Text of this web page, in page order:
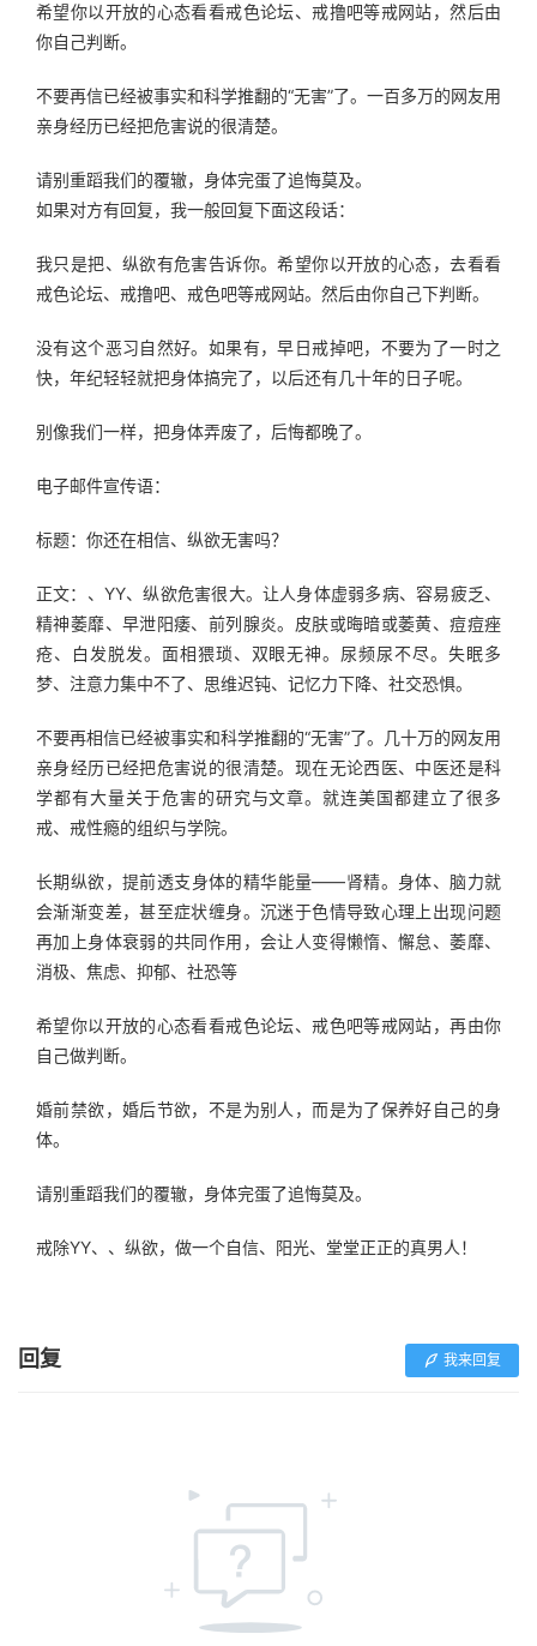
希望你以开放的心态看看戒色论坛、戒撸吧等戒网站，然后由
你自己判断。
不要再信已经被事实和科学推翻的“无害”了。一百多万的网友用
亲身经历已经把危害说的很清楚。
请别重蹈我们的覆辙，身体完蛋了追悔莫及。
如果对方有回复，我一般回复下面这段话：
我只是把、纵欲有危害告诉你。希望你以开放的心态，去看看
戒色论坛、戒撸吧、戒色吧等戒网站。然后由你自己下判断。
没有这个恶习自然好。如果有，早日戒掉吧，不要为了一时之
快，年纪轻轻就把身体搞完了，以后还有几十年的日子呢。
别像我们一样，把身体弄废了，后悔都晚了。
电子邮件宣传语：
标题：你还在相信、纵欲无害吗？
正文：、YY、纵欲危害很大。让人身体虚弱多病、容易疲乏、
精神萎靡、早泄阳痿、前列腺炎。皮肤或晦暗或萎黄、痘痘痤
疮、白发脱发。面相猥琐、双眼无神。尿频尿不尽。失眠多
梦、注意力集中不了、思维迟钝、记忆力下降、社交恐惧。
不要再相信已经被事实和科学推翻的“无害”了。几十万的网友用
亲身经历已经把危害说的很清楚。现在无论西医、中医还是科
学都有大量关于危害的研究与文章。就连美国都建立了很多
戒、戒性瘾的组织与学院。
长期纵欲，提前透支身体的精华能量——肾精。身体、脑力就
会渐渐变差，甚至症状缠身。沉迷于色情导致心理上出现问题
再加上身体衰弱的共同作用，会让人变得懒惰、懈怠、萎靡、
消极、焦虑、抑郁、社恐等
希望你以开放的心态看看戒色论坛、戒色吧等戒网站，再由你
自己做判断。
婚前禁欲，婚后节欲，不是为别人，而是为了保养好自己的身
体。
请别重蹈我们的覆辙，身体完蛋了追悔莫及。
戒除YY、、纵欲，做一个自信、阳光、堂堂正正的真男人！
回复 我来回复